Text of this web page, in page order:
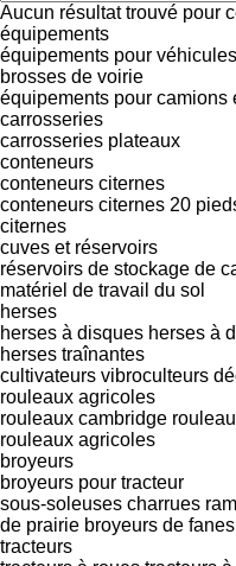
Aucun résultat trouvé pour
équipements
équipements pour
brosses de voirie
équipements pour camions
carrosseries
carrosseries plateaux
conteneurs
conteneurs citernes
conteneurs citernes 20
citernes
cuves et réservoirs
réservoirs de stockage de
matériel de travail du sol
herses
herses à disques herses à
herses traînantes
cultivateurs vibroculteurs
rouleaux agricoles
rouleaux cambridge
rouleaux agricoles
broyeurs
broyeurs pour tracteur
sous-soleuses charrues
de prairie broyeurs de fanes
tracteurs